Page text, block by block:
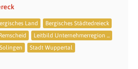
Land
Bergisches Städtedreieck
Leitbild Unternehmerregion ...
Stadt Wuppertal